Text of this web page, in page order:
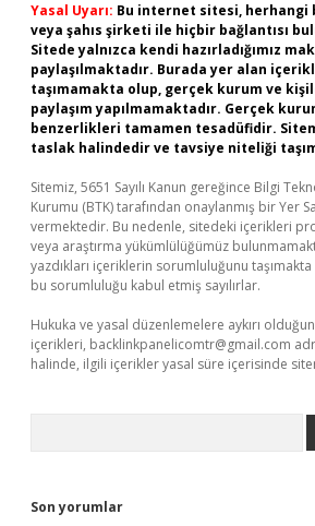
Yasal Uyarı: Bu internet sitesi, herhangi
veya şahıs şirketi ile hiçbir bağlantısı
Sitede yalnızca kendi hazırladığımız
paylaşılmaktadır. Burada yer alan
taşımamakta olup, gerçek kurum ve
paylaşım yapılmamaktadır. Gerçek
benzerlikleri tamamen tesadüfidir.
taslak halindedir ve tavsiye niteliği
Sitemiz, 5651 Sayılı Kanun gereğince Bilgi
Kurumu (BTK) tarafından onaylanmış bir Yer
vermektedir. Bu nedenle, sitedeki içerikleri
veya araştırma yükümlülüğümüz
yazdıkları içeriklerin sorumluluğunu
bu sorumluluğu kabul etmiş sayılırlar.
Hukuka ve yasal düzenlemelere aykırı
içerikleri, backlinkpanelicomtr@gmail.com
halinde, ilgili içerikler yasal süre içerisinde
Son yorumlar